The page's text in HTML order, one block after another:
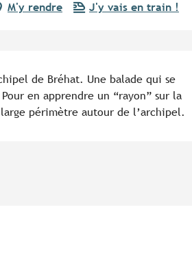
M'y rendre J'y vais en train !
de Bréhat. Une balade qui se
en apprendre un “rayon” sur la
périmètre autour de l’archipel.